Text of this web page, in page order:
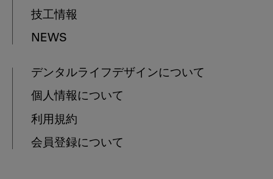
技工情報
NEWS
デンタルライフデザインについて
個人情報について
利用規約
会員登録について